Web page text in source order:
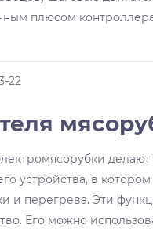
плюсом
22
устройства, в
и перегрева. Эти
Его можно